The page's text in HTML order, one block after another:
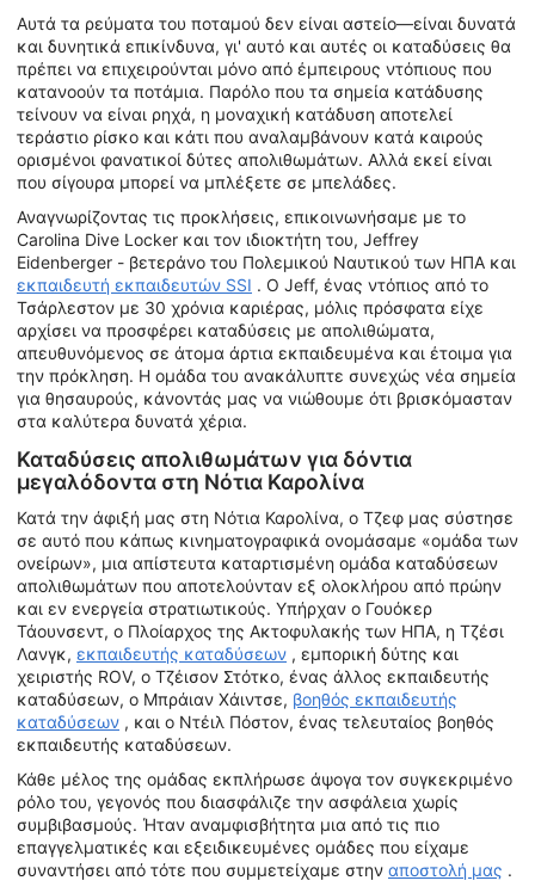
Αυτά τα ρεύματα του ποταμού δεν είναι αστείο—είναι δυνατά
και δυνητικά επικίνδυνα, γι' αυτό και αυτές οι καταδύσεις θα
πρέπει να επιχειρούνται μόνο από έμπειρους ντόπιους που
κατανοούν τα ποτάμια. Παρόλο που τα σημεία κατάδυσης
τείνουν να είναι ρηχά, η μοναχική κατάδυση αποτελεί
τεράστιο ρίσκο και κάτι που αναλαμβάνουν κατά καιρούς
ορισμένοι φανατικοί δύτες απολιθωμάτων. Αλλά εκεί είναι
που σίγουρα μπορεί να μπλέξετε σε μπελάδες.
Αναγνωρίζοντας τις προκλήσεις, επικοινωνήσαμε με το
Carolina Dive Locker και τον ιδιοκτήτη του, Jeffrey
Eidenberger - βετεράνο του Πολεμικού Ναυτικού των ΗΠΑ και
εκπαιδευτή εκπαιδευτών SSI . Ο Jeff, ένας ντόπιος από το
Τσάρλεστον με 30 χρόνια καριέρας, μόλις πρόσφατα είχε
αρχίσει να προσφέρει καταδύσεις με απολιθώματα,
απευθυνόμενος σε άτομα άρτια εκπαιδευμένα και έτοιμα για
την πρόκληση. Η ομάδα του ανακάλυπτε συνεχώς νέα σημεία
για θησαυρούς, κάνοντάς μας να νιώθουμε ότι βρισκόμασταν
στα καλύτερα δυνατά χέρια.
Καταδύσεις απολιθωμάτων για δόντια
μεγαλόδοντα στη Νότια Καρολίνα
Κατά την άφιξή μας στη Νότια Καρολίνα, ο Τζεφ μας σύστησε
σε αυτό που κάπως κινηματογραφικά ονομάσαμε «ομάδα των
ονείρων», μια απίστευτα καταρτισμένη ομάδα καταδύσεων
απολιθωμάτων που αποτελούνταν εξ ολοκλήρου από πρώην
και εν ενεργεία στρατιωτικούς. Υπήρχαν ο Γουόκερ
Τάουνσεντ, ο Πλοίαρχος της Ακτοφυλακής των ΗΠΑ, η Τζέσι
Λανγκ, εκπαιδευτής καταδύσεων , εμπορική δύτης και
χειριστής ROV, ο Τζέισον Στότκο, ένας άλλος εκπαιδευτής
καταδύσεων, ο Μπράιαν Χάιντσε, βοηθός εκπαιδευτής
καταδύσεων , και ο Ντέιλ Πόστον, ένας τελευταίος βοηθός
εκπαιδευτής καταδύσεων.
Κάθε μέλος της ομάδας εκπλήρωσε άψογα τον συγκεκριμένο
ρόλο του, γεγονός που διασφάλιζε την ασφάλεια χωρίς
συμβιβασμούς. Ήταν αναμφισβήτητα μια από τις πιο
επαγγελματικές και εξειδικευμένες ομάδες που είχαμε
συναντήσει από τότε που συμμετείχαμε στην αποστολή μας .